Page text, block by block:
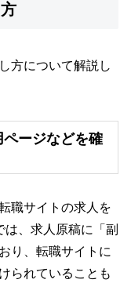
方について解説し
ージなどを確
職サイトの求人を
、求人原稿に「副
り、転職サイトに
られていることも